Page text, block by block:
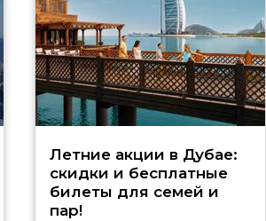
Летние акции в Дубае:
скидки и бесплатные
билеты для семей и
пар!